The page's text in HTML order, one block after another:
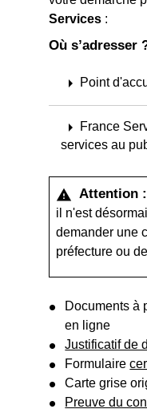
Services :
Où s’adresser
arrow_right Point
arrow_right
France
services au
warning Attention :
il n'est
demander une
préfecture ou
Documents à
en ligne
Justificatif de
Formulaire
Carte grise
Preuve du